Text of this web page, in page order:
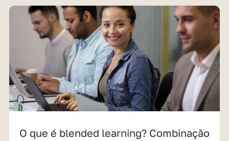
O que é blended learning? Combinação